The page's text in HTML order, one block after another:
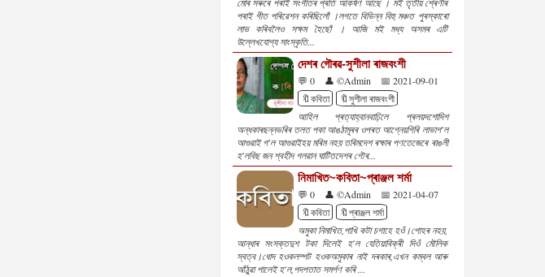
পৰাই গীত পৰিৱেশন কৰিছিলোঁ ।লগতে বিভিন্ন বিহু মঞ্চত পুৰস্কাৰো
লাভ কৰিবলৈও সক্ষম হৈছোঁ । আজি মই মধ্য অসমৰ এটি
উল্লেখযোগ্য সাংস্কৃতি...
দেশৰ গৌৰৱ-সুশীলা ৰাজবংশী
💬 0 👤 ©Admin
📅 2021-09-01
🔖কবিতা
🔖সুশীলা ৰাজবংশী
আহিল প্ৰত্যাহ্বানবাঢ়িলে প্ৰলয়দশোদিশ
অন্ধকাৰছন্নভৰিৰ তলত পকা আঙঠামূৰৰ ওপৰত আগ্নেয়গিৰি লাভাগ'ল
আগুৱাই গ'ল আগুৱাইহয় মৰিম নহয় তৰিমদেশ ৰক্ষাৰ পণতেজেৰে ৰাঙলী
হ'লবিছ জন শ্বহীদ গলৱান ঘাটিতদেশৰ গৌৰ...
নিমাখিত~কবিতা~প্ৰাঞ্জল শৰ্মা
💬 0 👤 ©Admin
📅 2021-04-07
🔖কবিতা
🔖প্ৰাঞ্জল শৰ্মা
অমুকা নিমাখিত,পাখি কটা চগাহে হওঁ।পোহৰ নহয়,
আন্ধাৰ সংসক্তদুশ টকা দিলেই হ'ল যেতিয়াবিক্ৰী দিওঁ মৌলিক
স্বত্ব।ধোদ হওকলম্পট হওকঅমুকাৰ নাই দৰকাৰ,এখন কম্বল আৰু
আঁঠুৱা পালেই হ'ল,পদপতাত সমৰ্পণ কৰি ...